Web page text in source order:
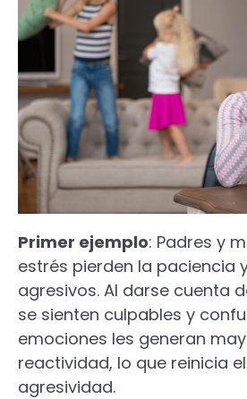
Primer ejemplo: Padres y
estrés pierden la paciencia
agresivos. Al darse cuenta
se sienten culpables y
emociones les generan
reactividad, lo que reinicia
agresividad.